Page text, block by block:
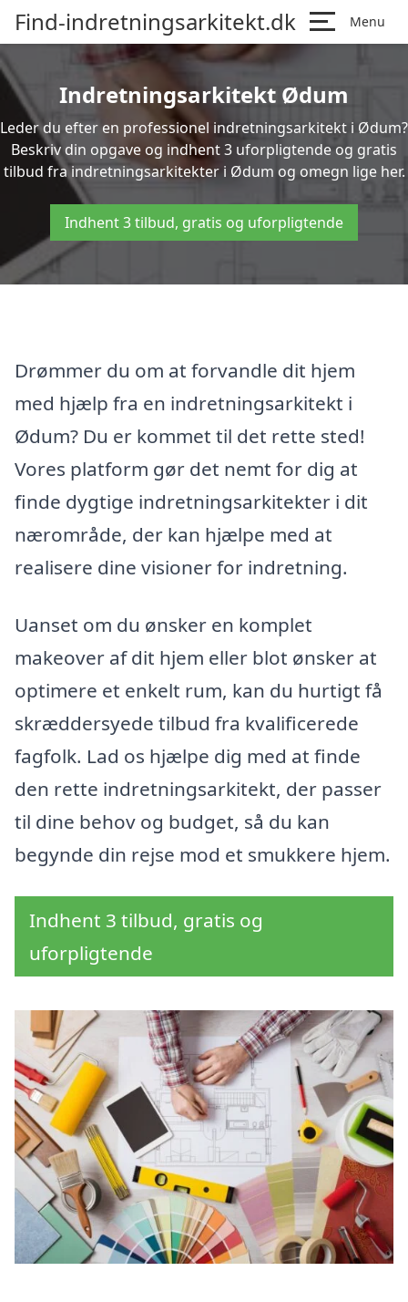
Find-indretningsarkitekt.dk Menu
Indretningsarkitekt Ødum
Leder du efter en professionel indretningsarkitekt i Ødum?
Beskriv din opgave og indhent 3 uforpligtende og gratis
tilbud fra indretningsarkitekter i Ødum og omegn lige her.
Indhent 3 tilbud, gratis og uforpligtende
Drømmer du om at forvandle dit hjem
med hjælp fra en indretningsarkitekt i
Ødum? Du er kommet til det rette sted!
Vores platform gør det nemt for dig at
finde dygtige indretningsarkitekter i dit
nærområde, der kan hjælpe med at
realisere dine visioner for indretning.
Uanset om du ønsker en komplet
makeover af dit hjem eller blot ønsker at
optimere et enkelt rum, kan du hurtigt få
skræddersyede tilbud fra kvalificerede
fagfolk. Lad os hjælpe dig med at finde
den rette indretningsarkitekt, der passer
til dine behov og budget, så du kan
begynde din rejse mod et smukkere hjem.
Indhent 3 tilbud, gratis og
uforpligtende